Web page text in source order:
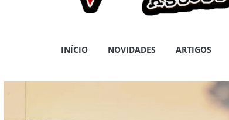
INÍCIO NOVIDADES ARTIGOS